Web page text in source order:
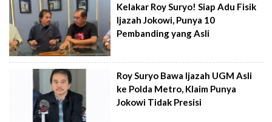
Kelakar Roy Suryo! Siap Adu Fisik
Ijazah Jokowi, Punya 10
Pembanding yang Asli
Roy Suryo Bawa Ijazah UGM Asli
ke Polda Metro, Klaim Punya
Jokowi Tidak Presisi